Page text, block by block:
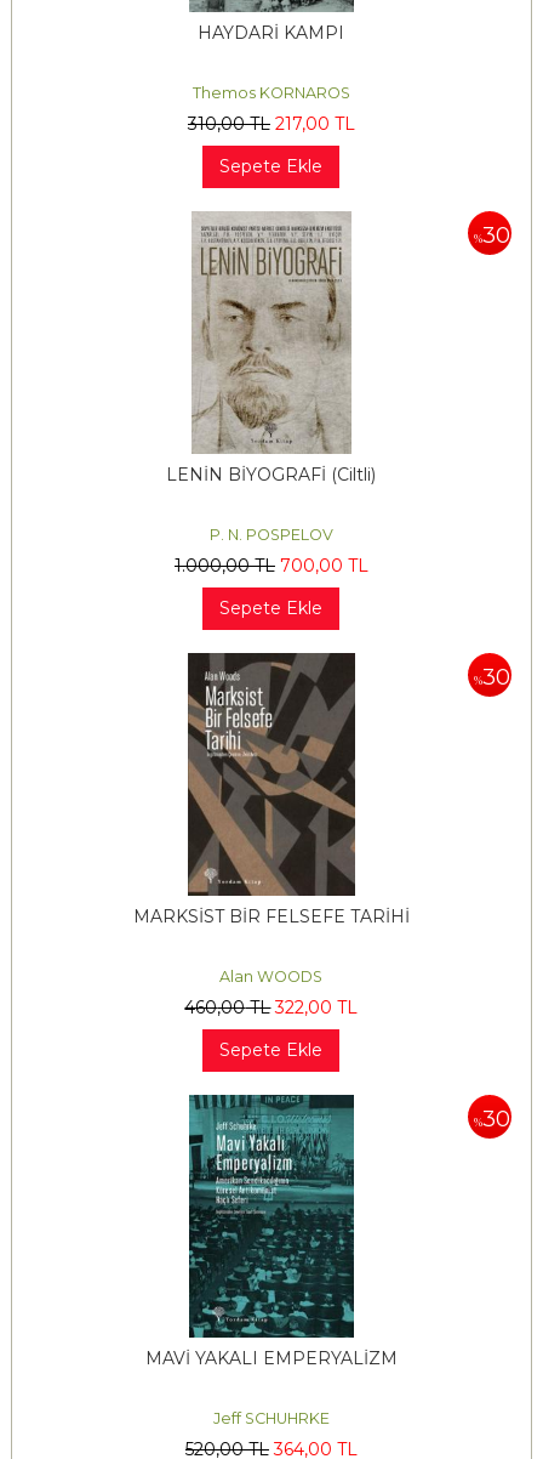
HAYDARİ KAMPI
Themos KORNAROS
310,00TL 217,00 TL
Sepete Ekle
%30
LENİN BİYOGRAFİ (Ciltli)
P. N. POSPELOV
1.000,00TL 700,00 TL
Sepete Ekle
%30
MARKSİST BİR FELSEFE TARİHİ
Alan WOODS
460,00TL 322,00 TL
Sepete Ekle
%30
MAVİ YAKALI EMPERYALİZM
Jeff SCHUHRKE
520,00TL 364,00 TL